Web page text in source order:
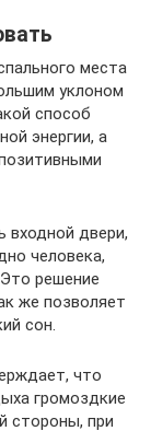
места
уклоном
способ
энергии, а
входной двери,
человека,
решение
же позволяет
сон.
что
громоздкие
стороны, при